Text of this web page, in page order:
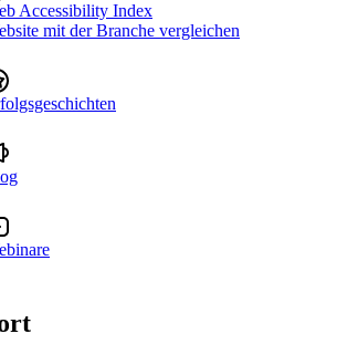
Accessibility Index
mit der Branche vergleichen